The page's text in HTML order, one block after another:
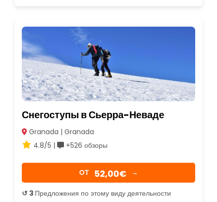
Снегоступы в Сьерра-Неваде
Granada | Granada
4.8/5 |
+526 обзоры
OТ 52,00€ →
↺ 3 Предложения по этому виду деятельности